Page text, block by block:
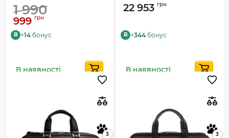
1 990
999 грн
B +14 бонус
В наявності
22 953 грн
B +344 бонус
В наявності
3 3